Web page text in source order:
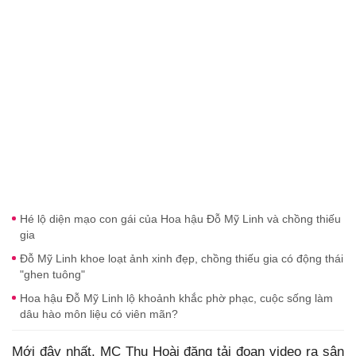
Hé lộ diện mạo con gái của Hoa hậu Đỗ Mỹ Linh và chồng thiếu
gia
Đỗ Mỹ Linh khoe loạt ảnh xinh đẹp, chồng thiếu gia có động thái
"ghen tuông"
Hoa hậu Đỗ Mỹ Linh lộ khoảnh khắc phờ phạc, cuộc sống làm
dâu hào môn liệu có viên mãn?
Mới đây nhất, MC Thu Hoài đăng tải đoạn video ra sân